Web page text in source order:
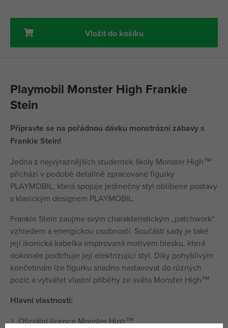
Vložit do košíku
Playmobil Monster High Frankie
Stein
Připravte se na pořádnou dávku monstrózní zábavy s
Frankie Stein!
Jedna z nejvýraznějších studentek školy Monster High™
přichází v podobě detailně zpracované figurky
PLAYMOBIL, která spojuje jedinečný styl oblíbené postavy
s klasickým designem PLAYMOBIL.
Frankie Stein zaujme svým charakteristickým „patchwork“
vzhledem a energickou osobností. Součástí sady je také
její ikonická kabelka inspirovaná motivem blesku, která
dokonale podtrhuje její elektrizující styl. Díky pohyblivým
končetinám lze figurku snadno nastavovat do různých
pozic a vytvářet vlastní příběhy ze světa Monster High™.
Hlavní vlastnosti:
Oficiální licence Monster High™